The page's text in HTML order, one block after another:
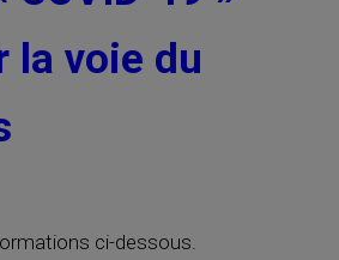
la voie du
ci-dessous.